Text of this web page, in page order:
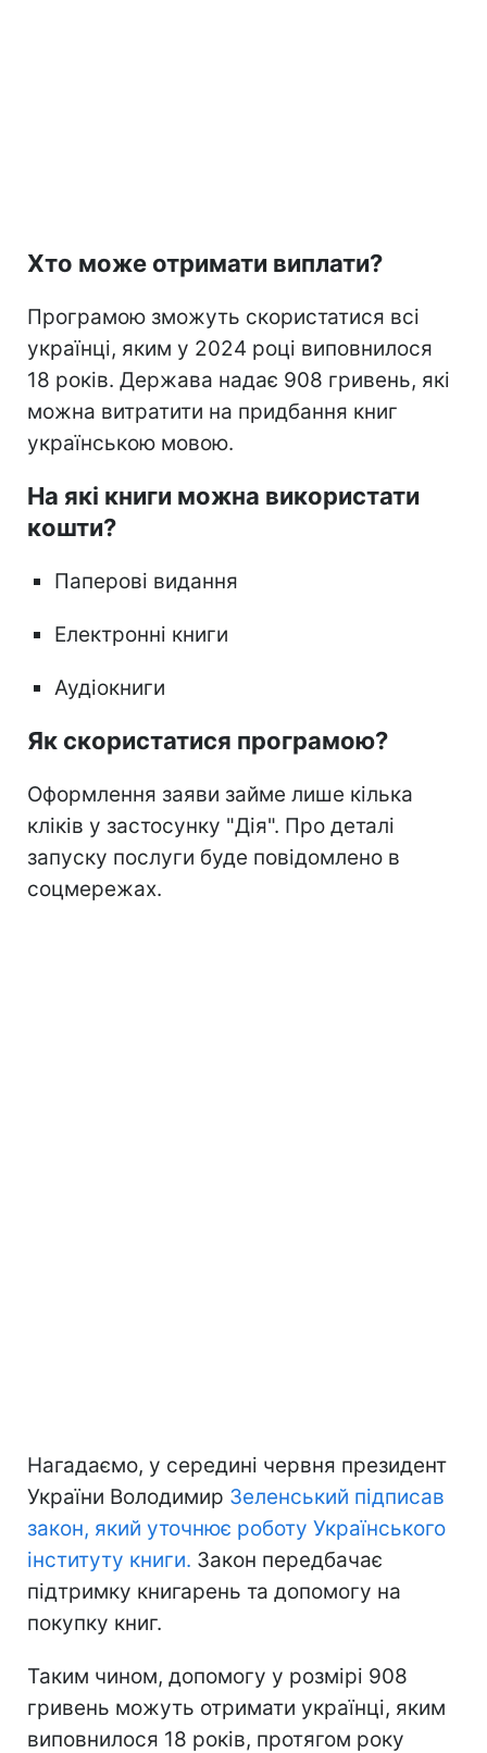
Хто може отримати виплати?
Програмою зможуть скористатися всі
українці, яким у 2024 році виповнилося
18 років. Держава надає 908 гривень, які
можна витратити на придбання книг
українською мовою.
На які книги можна використати
кошти?
Паперові видання
Електронні книги
Аудіокниги
Як скористатися програмою?
Оформлення заяви займе лише кілька
кліків у застосунку "Дія". Про деталі
запуску послуги буде повідомлено в
соцмережах.
Нагадаємо, у середині червня президент
України Володимир Зеленський підписав
закон, який уточнює роботу Українського
інституту книги. Закон передбачає
підтримку книгарень та допомогу на
покупку книг.
Таким чином, допомогу у розмірі 908
гривень можуть отримати українці, яким
виповнилося 18 років, протягом року